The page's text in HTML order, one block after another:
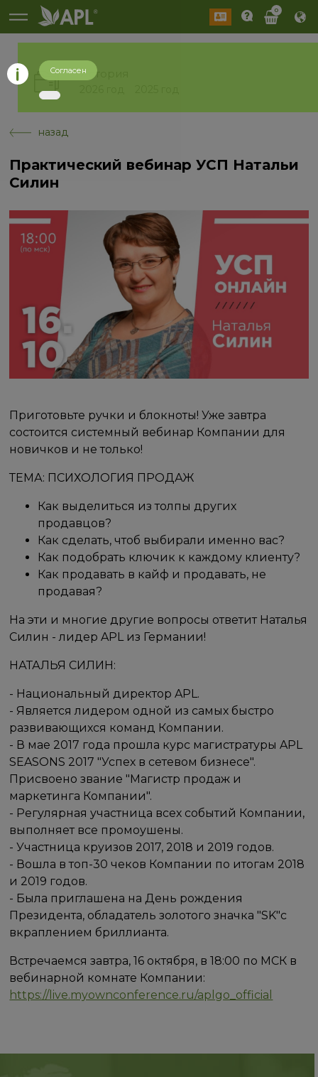
0
История
назад
Практический вебинар УСП Натальи
Силин
Приготовьте ручки и блокноты! Уже завтра
состоится системный вебинар Компании для
новичков и не только!
ТЕМА: ПСИХОЛОГИЯ ПРОДАЖ
Как выделиться из толпы других
продавцов?
Как сделать, чтоб выбирали именно вас?
Как подобрать ключик к каждому клиенту?
Как продавать в кайф и продавать, не
продавая?
На эти и многие другие вопросы ответит Наталья
Силин - лидер APL из Германии!
НАТАЛЬЯ СИЛИН:
- Национальный директор APL.
- Является лидером одной из самых быстро
развивающихся команд Компании.
- В мае 2017 года прошла курс магистратуры APL
SEASONS 2017 "Успех в сетевом бизнесе".
Присвоено звание "Магистр продаж и
маркетинга Компании".
- Регулярная участница всех событий Компании,
выполняет все промоушены.
- Участница круизов 2017, 2018 и 2019 годов.
- Вошла в топ-30 чеков Компании по итогам 2018
и 2019 годов.
- Была приглашена на День рождения
Президента, обладатель золотого значка "SK"с
вкраплением бриллианта.
Встречаемся завтра, 16 октября, в 18:00 по МСК в
вебинарной комнате Компании:
https://live.myownconference.ru/aplgo_official
Согласен